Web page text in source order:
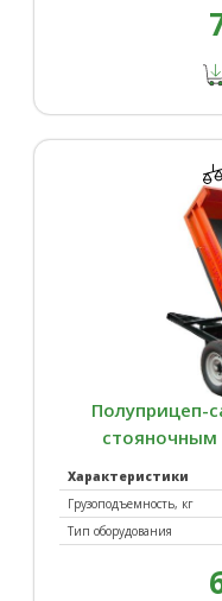
Полуприцеп-
стояночным
Характеристики
Грузоподъемность, кг
Тип оборудования